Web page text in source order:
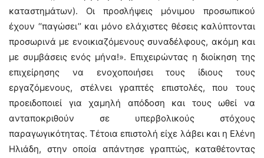
καταστημάτων). Οι προσλήψεις μόνιμου προσωπικού
έχουν ‘‘παγώσει’’ και μόνο ελάχιστες θέσεις καλύπτονται
προσωρινά με ενοικιαζόμενους συναδέλφους, ακόμη και
με συμβάσεις ενός μήνα!». Επιχειρώντας η διοίκηση της
επιχείρησης να ενοχοποιήσει τους ίδιους τους
εργαζόμενους, στέλνει γραπτές επιστολές, που τους
προειδοποιεί για χαμηλή απόδοση και τους ωθεί να
ανταποκριθούν σε υπερβολικούς στόχους
παραγωγικότητας. Τέτοια επιστολή είχε λάβει και η Ελένη
Ηλιάδη, στην οποία απάντησε γραπτώς, καταθέτοντας